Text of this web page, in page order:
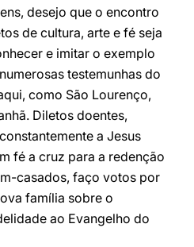
desejo que o encontro
de cultura, arte e fé seja
e imitar o exemplo
testemunhas do
como São Lourenço,
Diletos doentes,
a Jesus
fé a cruz para a redenção
casados, faço votos por
família sobre o
ao Evangelho do